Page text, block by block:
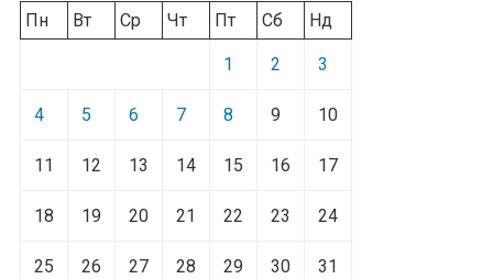
Пн
Вт Ср Чт Пт Сб Нд
1 2 3
4 5 6 7 8 9 10
11 12 13 14 15 16 17
18 19 20 21 22 23 24
25 26 27 28 29 30
31